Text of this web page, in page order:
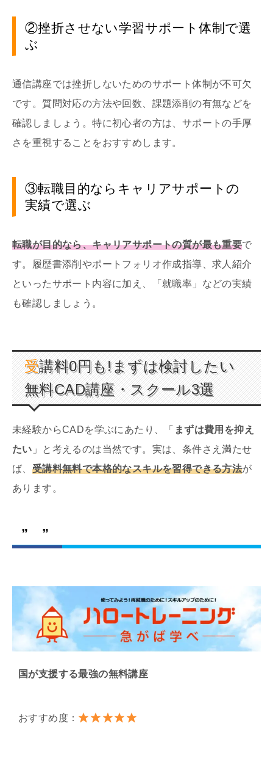
②挫折させない学習サポート体制で選
ぶ
通信講座では挫折しないためのサポート体制が不可欠
です。質問対応の方法や回数、課題添削の有無などを
確認しましょう。特に初心者の方は、サポートの手厚
さを重視することをおすすめします。
③転職目的ならキャリアサポートの
実績で選ぶ
転職が目的なら、キャリアサポートの質が最も重要で
す。履歴書添削やポートフォリオ作成指導、求人紹介
といったサポート内容に加え、「就職率」などの実績
も確認しましょう。
受講料0円も!まずは検討したい
無料CAD講座・スクール3選
未経験からCADを学ぶにあたり、「 まずは費用を抑え
たい 」と考えるのは当然です。実は、条件さえ満たせ
ば、 受講料無料で本格的なスキルを習得できる方法が
あります。
” ”
国が支援する最強の無料講座
おすすめ度：